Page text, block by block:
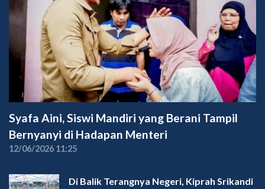
Syafa Aini, Siswi Mandiri yang Berani Tampil
Bernyanyi di Hadapan Menteri
12/06/2026 11:25
Di Balik Terangnya Negeri, Kiprah Srikandi